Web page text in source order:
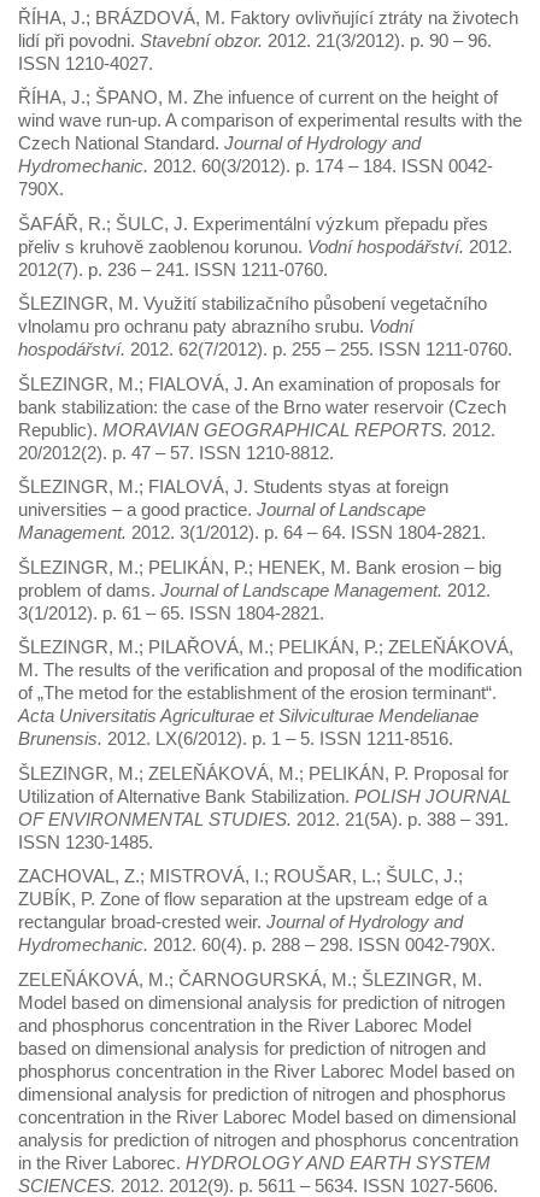
ŘÍHA, J.; BRÁZDOVÁ, M. Faktory ovlivňující ztráty na životech
lidí při povodni. Stavební obzor. 2012. 21(3/2012). p. 90 – 96.
ISSN 1210-4027.
ŘÍHA, J.; ŠPANO, M. Zhe infuence of current on the height of
wind wave run-up. A comparison of experimental results with the
Czech National Standard. Journal of Hydrology and
Hydromechanic. 2012. 60(3/2012). p. 174 – 184. ISSN 0042-
790X.
ŠAFÁŘ, R.; ŠULC, J. Experimentální výzkum přepadu přes
přeliv s kruhově zaoblenou korunou. Vodní hospodářství. 2012.
2012(7). p. 236 – 241. ISSN 1211-0760.
ŠLEZINGR, M. Využití stabilizačního působení vegetačního
vlnolamu pro ochranu paty abrazního srubu. Vodní
hospodářství. 2012. 62(7/2012). p. 255 – 255. ISSN 1211-0760.
ŠLEZINGR, M.; FIALOVÁ, J. An examination of proposals for
bank stabilization: the case of the Brno water reservoir (Czech
Republic). MORAVIAN GEOGRAPHICAL REPORTS. 2012.
20/2012(2). p. 47 – 57. ISSN 1210-8812.
ŠLEZINGR, M.; FIALOVÁ, J. Students styas at foreign
universities – a good practice. Journal of Landscape
Management. 2012. 3(1/2012). p. 64 – 64. ISSN 1804-2821.
ŠLEZINGR, M.; PELIKÁN, P.; HENEK, M. Bank erosion – big
problem of dams. Journal of Landscape Management. 2012.
3(1/2012). p. 61 – 65. ISSN 1804-2821.
ŠLEZINGR, M.; PILAŘOVÁ, M.; PELIKÁN, P.; ZELEŇÁKOVÁ,
M. The results of the verification and proposal of the modification
of „The metod for the establishment of the erosion terminant“.
Acta Universitatis Agriculturae et Silviculturae Mendelianae
Brunensis. 2012. LX(6/2012). p. 1 – 5. ISSN 1211-8516.
ŠLEZINGR, M.; ZELEŇÁKOVÁ, M.; PELIKÁN, P. Proposal for
Utilization of Alternative Bank Stabilization. POLISH JOURNAL
OF ENVIRONMENTAL STUDIES. 2012. 21(5A). p. 388 – 391.
ISSN 1230-1485.
ZACHOVAL, Z.; MISTROVÁ, I.; ROUŠAR, L.; ŠULC, J.;
ZUBÍK, P. Zone of flow separation at the upstream edge of a
rectangular broad-crested weir. Journal of Hydrology and
Hydromechanic. 2012. 60(4). p. 288 – 298. ISSN 0042-790X.
ZELEŇÁKOVÁ, M.; ČARNOGURSKÁ, M.; ŠLEZINGR, M.
Model based on dimensional analysis for prediction of nitrogen
and phosphorus concentration in the River Laborec Model
based on dimensional analysis for prediction of nitrogen and
phosphorus concentration in the River Laborec Model based on
dimensional analysis for prediction of nitrogen and phosphorus
concentration in the River Laborec Model based on dimensional
analysis for prediction of nitrogen and phosphorus concentration
in the River Laborec. HYDROLOGY AND EARTH SYSTEM
SCIENCES. 2012. 2012(9). p. 5611 – 5634. ISSN 1027-5606.